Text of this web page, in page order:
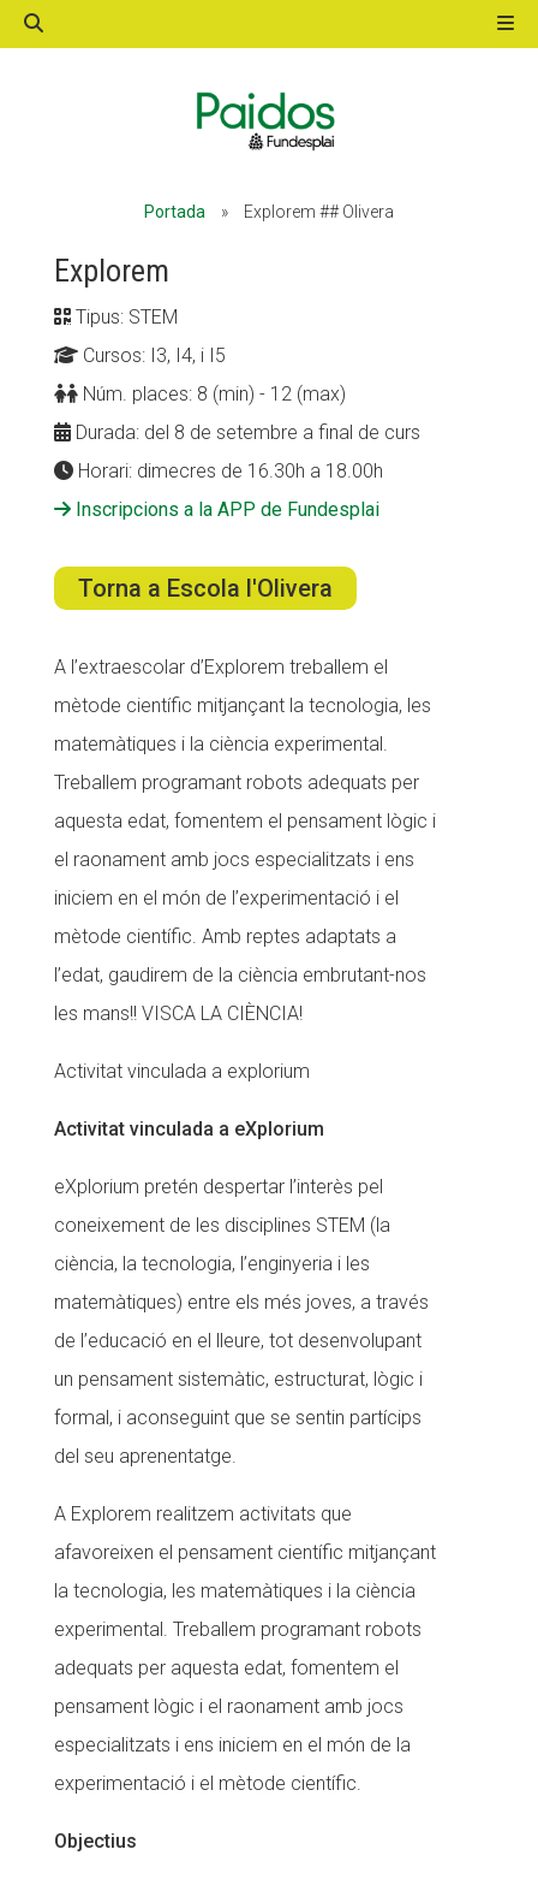
Portada » Explorem ## Olivera
Explorem
Tipus: STEM
Cursos: I3, I4, i I5
Núm. places: 8 (min) - 12 (max)
Durada: del 8 de setembre a final de curs
Horari: dimecres de 16.30h a 18.00h
Inscripcions a la APP de Fundesplai
Torna a Escola l'Olivera
A l’extraescolar d’Explorem treballem el
mètode científic mitjançant la tecnologia, les
matemàtiques i la ciència experimental.
Treballem programant robots adequats per
aquesta edat, fomentem el pensament lògic i
el raonament amb jocs especialitzats i ens
iniciem en el món de l’experimentació i el
mètode científic. Amb reptes adaptats a
l’edat, gaudirem de la ciència embrutant-nos
les mans!! VISCA LA CIÈNCIA!
Activitat vinculada a explorium
Activitat vinculada a eXplorium
eXplorium pretén despertar l’interès pel
coneixement de les disciplines STEM (la
ciència, la tecnologia, l’enginyeria i les
matemàtiques) entre els més joves, a través
de l’educació en el lleure, tot desenvolupant
un pensament sistemàtic, estructurat, lògic i
formal, i aconseguint que se sentin partícips
del seu aprenentatge.
A Explorem realitzem activitats que
afavoreixen el pensament científic mitjançant
la tecnologia, les matemàtiques i la ciència
experimental. Treballem programant robots
adequats per aquesta edat, fomentem el
pensament lògic i el raonament amb jocs
especialitzats i ens iniciem en el món de la
experimentació i el mètode científic.
Objectius
ACTIVITATS D'ESTIU
ALBERG CENTRE ESPLAI
FORMACIÓ
CASES DE COLÒNIES
ESPLAIS
SUPORT TERCER SECTOR
CONEIX FUNDESPLAI
La Fundació
L'equip
Missió i valors
Els comptes clars
Proposta educativa
ACTUALITAT
Notícies
Butlletins
Fundesplai als mitjans
Xarxes socials
COL·LABORA